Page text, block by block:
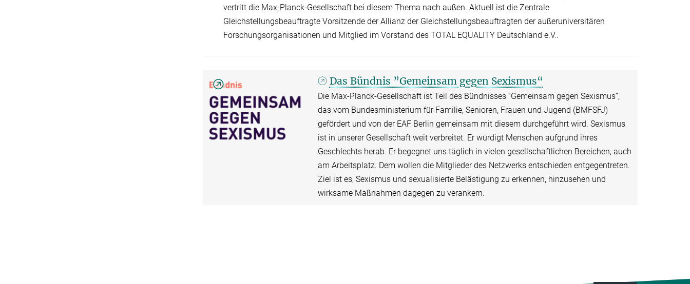
vertritt die Max-Planck-Gesellschaft bei diesem Thema nach außen. Aktuell ist die Zentrale
Gleichstellungsbeauftragte Vorsitzende der Allianz der Gleichstellungsbeauftragten der außeruniversitären
Forschungsorganisationen und Mitglied im Vorstand des TOTAL EQUALITY Deutschland e.V..
Das Bündnis ”Gemeinsam gegen Sexismus“
Die Max-Planck-Gesellschaft ist Teil des Bündnisses “Gemeinsam gegen Sexismus“,
das vom Bundesministerium für Familie, Senioren, Frauen und Jugend (BMFSFJ)
gefördert und von der EAF Berlin gemeinsam mit diesem durchgeführt wird. Sexismus
ist in unserer Gesellschaft weit verbreitet. Er würdigt Menschen aufgrund ihres
Geschlechts herab. Er begegnet uns täglich in vielen gesellschaftlichen Bereichen, auch
am Arbeitsplatz. Dem wollen die Mitglieder des Netzwerks entschieden entgegentreten.
Ziel ist es, Sexismus und sexualisierte Belästigung zu erkennen, hinzusehen und
wirksame Maßnahmen dagegen zu verankern.